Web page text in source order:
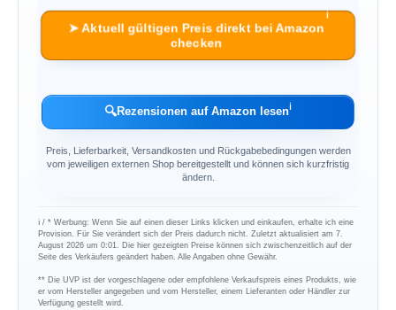
➤ Aktuell gültigen Preis direkt bei Amazon
checken
ℹ︎
🔍Rezensionen auf Amazon lesenℹ︎
Preis, Lieferbarkeit, Versandkosten und Rückgabebedingungen werden
vom jeweiligen externen Shop bereitgestellt und können sich kurzfristig
ändern.
ℹ︎ / * Werbung: Wenn Sie auf einen dieser Links klicken und einkaufen, erhalte ich eine
Provision. Für Sie verändert sich der Preis dadurch nicht. Zuletzt aktualisiert am 7.
August 2026 um 0:01. Die hier gezeigten Preise können sich zwischenzeitlich auf der
Seite des Verkäufers geändert haben. Alle Angaben ohne Gewähr.
** Die UVP ist der vorgeschlagene oder empfohlene Verkaufspreis eines Produkts, wie
er vom Hersteller angegeben und vom Hersteller, einem Lieferanten oder Händler zur
Verfügung gestellt wird.